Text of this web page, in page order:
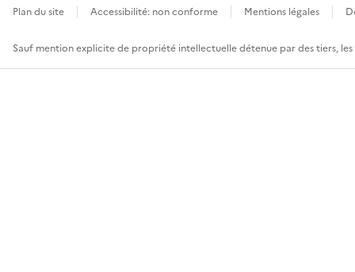
Plan du site Accessibilité: non conforme Mentions légales
Sauf mention explicite de propriété intellectuelle détenue par des tiers,